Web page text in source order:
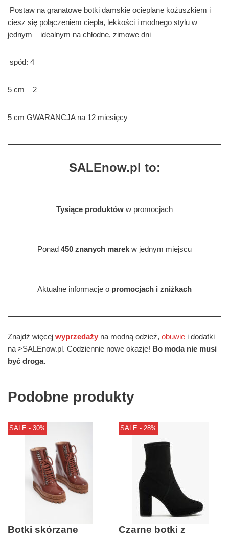
Postaw na granatowe botki damskie ocieplane kożuszkiem i
ciesz się połączeniem ciepła, lekkości i modnego stylu w
jednym – idealnym na chłodne, zimowe dni
spód: 4
5 cm – 2
5 cm GWARANCJA na 12 miesięcy
SALEnow.pl to:
Tysiące produktów w promocjach
Ponad 450 znanych marek w jednym miejscu
Aktualne informacje o promocjach i zniżkach
Znajdź więcej wyprzedaży na modną odzież, obuwie i dodatki
na >SALEnow.pl. Codziennie nowe okazje! Bo moda nie musi
być droga.
Podobne produkty
SALE - 30%
Botki skórzane
SALE - 28%
Czarne botki z